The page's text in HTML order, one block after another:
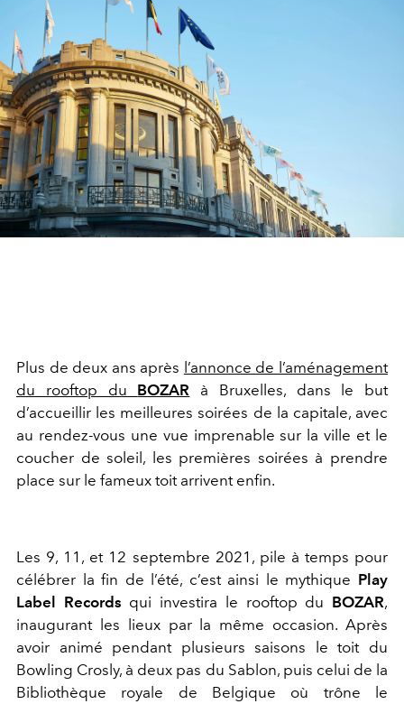
Plus de deux ans après l’annonce de l’aménagement
du rooftop du BOZAR à Bruxelles, dans le but
d’accueillir les meilleures soirées de la capitale, avec
au rendez-vous une vue imprenable sur la ville et le
coucher de soleil, les premières soirées à prendre
place sur le fameux toit arrivent enfin.
Les 9, 11, et 12 septembre 2021, pile à temps pour
célébrer la fin de l’été, c’est ainsi le mythique Play
Label Records qui investira le rooftop du BOZAR,
inaugurant les lieux par la même occasion. Après
avoir animé pendant plusieurs saisons le toit du
Bowling Crosly, à deux pas du Sablon, puis celui de la
Bibliothèque royale de Belgique où trône le